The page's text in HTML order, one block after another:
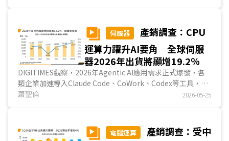
伺服器
產銷調查：CPU
運算力躍升AI要角 全球伺服
器2026年出貨將顯增19.2％
DIGITIMES觀察，2026年Agentic AI應用需求正式爆發，各
類企業加速導入Claude Code、CoWork、Codex等工具，驅
動大型雲端業者、龍頭AI模型公司加速生成式AI相...
蕭聖倫 2026-05-25
電腦運算
產銷調查：受中